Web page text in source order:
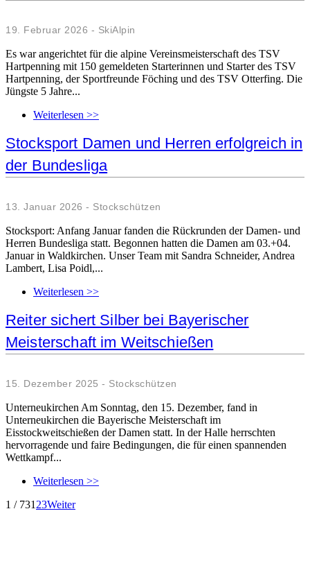
19. Februar 2026 - SkiAlpin
Es war angerichtet für die alpine Vereinsmeisterschaft des TSV
Hartpenning mit 150 gemeldeten Starterinnen und Starter des TSV
Hartpenning, der Sportfreunde Föching und des TSV Otterfing. Die
Jüngste 5 Jahre...
Weiterlesen >>
Stocksport Damen und Herren erfolgreich in
der Bundesliga
13. Januar 2026 - Stockschützen
Stocksport: Anfang Januar fanden die Rückrunden der Damen- und
Herren Bundesliga statt. Begonnen hatten die Damen am 03.+04.
Januar in Waldkirchen. Unser Team mit Sandra Schneider, Andrea
Lambert, Lisa Poidl,...
Weiterlesen >>
Reiter sichert Silber bei Bayerischer
Meisterschaft im Weitschießen
15. Dezember 2025 - Stockschützen
Unterneukirchen Am Sonntag, den 15. Dezember, fand in
Unterneukirchen die Bayerische Meisterschaft im
Eisstockweitschießen der Damen statt. In der Halle herrschten
hervorragende und faire Bedingungen, die für einen spannenden
Wettkampf...
Weiterlesen >>
1 / 731 23Weiter